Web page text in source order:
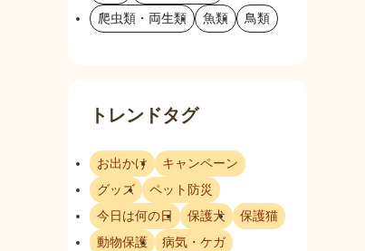
爬虫類・両生類
魚類 鳥類
トレンドタグ
お出かけ
キャンペーン
グッズ
ペット防災
今日は何の日
保護犬
保護猫
動物保護
病気・ケガ